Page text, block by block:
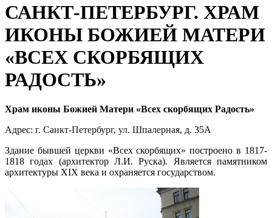
САНКТ-ПЕТЕРБУРГ. ХРАМ
ИКОНЫ БОЖИЕЙ МАТЕРИ
«ВСЕХ СКОРБЯЩИХ
РАДОСТЬ»
Храм иконы Божией Матери «Всех скорбящих Радость»
Адрес: г. Санкт-Петербург, ул. Шпалерная, д. 35А
Здание бывшей церкви «Всех скорбящих» построено в 1817-
1818 годах (архитектор Л.И. Руска). Является памятником
архитектуры XIX века и охраняется государством.